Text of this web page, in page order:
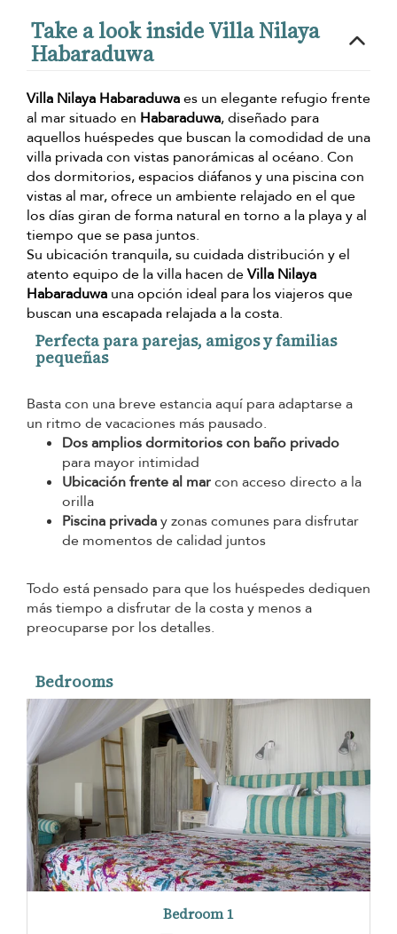
Take a look inside Villa Nilaya
Habaraduwa
Villa Nilaya Habaraduwaes un elegante refugio frente
al mar situado en Habaraduwa, diseñado para
aquellos huéspedes que buscan la comodidad de una
villa privada con vistas panorámicas al océano. Con
dos dormitorios, espacios diáfanos y una piscina con
vistas al mar, ofrece un ambiente relajado en el que
los días giran de forma natural en torno a la playa y al
tiempo que se pasa juntos.
Su ubicación tranquila, su cuidada distribución y el
atento equipo de la villa hacen deVilla Nilaya
Habaraduwa una opción ideal para los viajeros que
buscan una escapada relajada a la costa.
Perfecta para parejas, amigos y familias
pequeñas
Basta con una breve estancia aquí para adaptarse a
un ritmo de vacaciones más pausado.
Dos amplios dormitorios con baño privado
para mayor intimidad
Ubicación frente al marcon acceso directo a la
orilla
Piscina privaday zonas comunes para disfrutar
de momentos de calidad juntos
Todo está pensado para que los huéspedes dediquen
más tiempo a disfrutar de la costa y menos a
preocuparse por los detalles.
Bedrooms
Bedroom 1